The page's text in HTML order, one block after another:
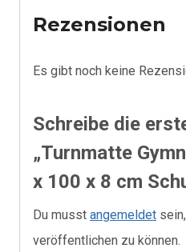
Rezensionen
Es gibt noch keine
Schreibe die
„Turnmatte
x 100 x 8 cm
Du musst angemeldet
veröffentlichen zu können.